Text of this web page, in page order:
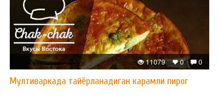
0
0
11079
Мултиваркада тайёрланадиган карамли пирог